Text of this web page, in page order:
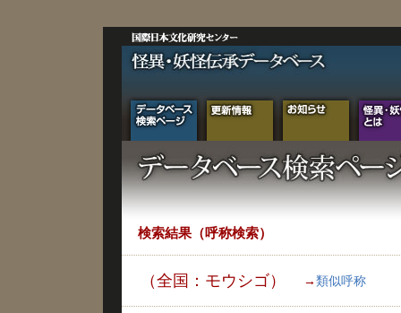
検索結果（呼称検索）
（全国：モウシゴ） → 類似呼称